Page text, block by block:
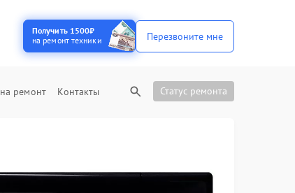
Получить 1500₽
на ремонт техники
Перезвоните мне
ремонт Контакты Статус ремонта